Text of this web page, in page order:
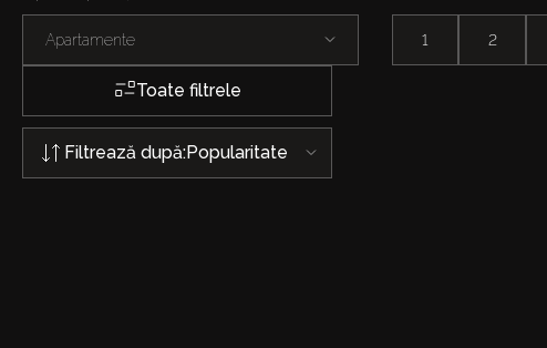
Apartamente 1 2
Toate filtrele
Filtrează după:Popularitate